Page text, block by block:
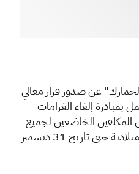
عن صدور قرار معالي
بمبادرة إلغاء الغرامات
المكلفين الخاضعين لجميع
الأنظمة الضريبية، لمدة 6 أشهر ميلادية حتى تاريخ 31 ديسمبر